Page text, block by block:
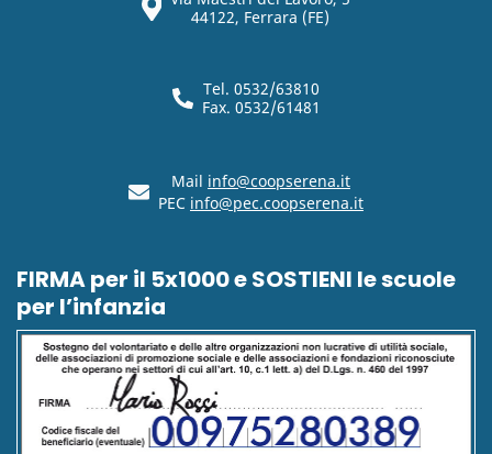
44122, Ferrara (FE)
Tel. 0532/63810
Fax. 0532/61481
Mail info@coopserena.it
PEC info@pec.coopserena.it
FIRMA per il 5x1000 e SOSTIENI le scuole
per l’infanzia